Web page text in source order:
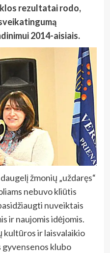
rezultatai rodo,
2014-aisiais.
žmonių „uždaręs“
nebuvo kliūtis
nuveiktais
ir naujomis idėjomis.
kultūros ir laisvalaikio
klubo